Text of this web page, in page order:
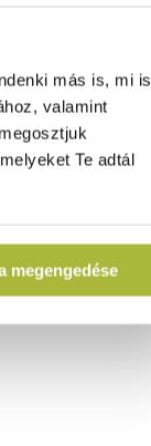
más is, mi is
valamint
Te adtál
megengedése